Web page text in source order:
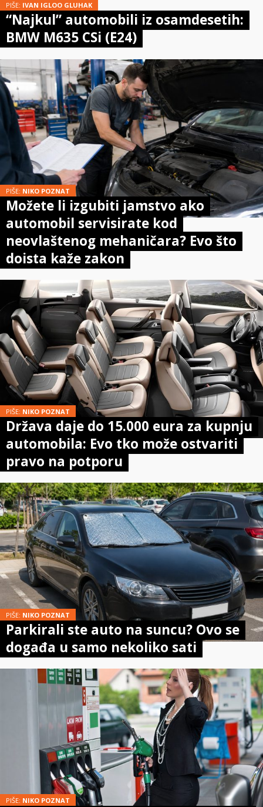
PIŠE: IVAN IGLOO GLUHAK
“Najkul” automobili iz osamdesetih:
BMW M635 CSi (E24)
PIŠE: NIKO POZNAT
Možete li izgubiti jamstvo ako
automobil servisirate kod
neovlaštenog mehaničara? Evo što
doista kaže zakon
PIŠE: NIKO POZNAT
Država daje do 15.000 eura za kupnju
automobila: Evo tko može ostvariti
pravo na potporu
PIŠE: NIKO POZNAT
Parkirali ste auto na suncu? Ovo se
događa u samo nekoliko sati
PIŠE: NIKO POZNAT